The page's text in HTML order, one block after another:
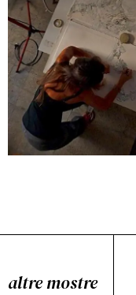
altre mostre